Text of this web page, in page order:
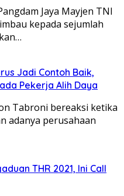
Jaya Mayjen TNI
kepada sejumlah
Jadi Contoh Baik,
Pekerja Alih Daya
Tabroni bereaksi ketika
adanya perusahaan
THR 2021, Ini Call